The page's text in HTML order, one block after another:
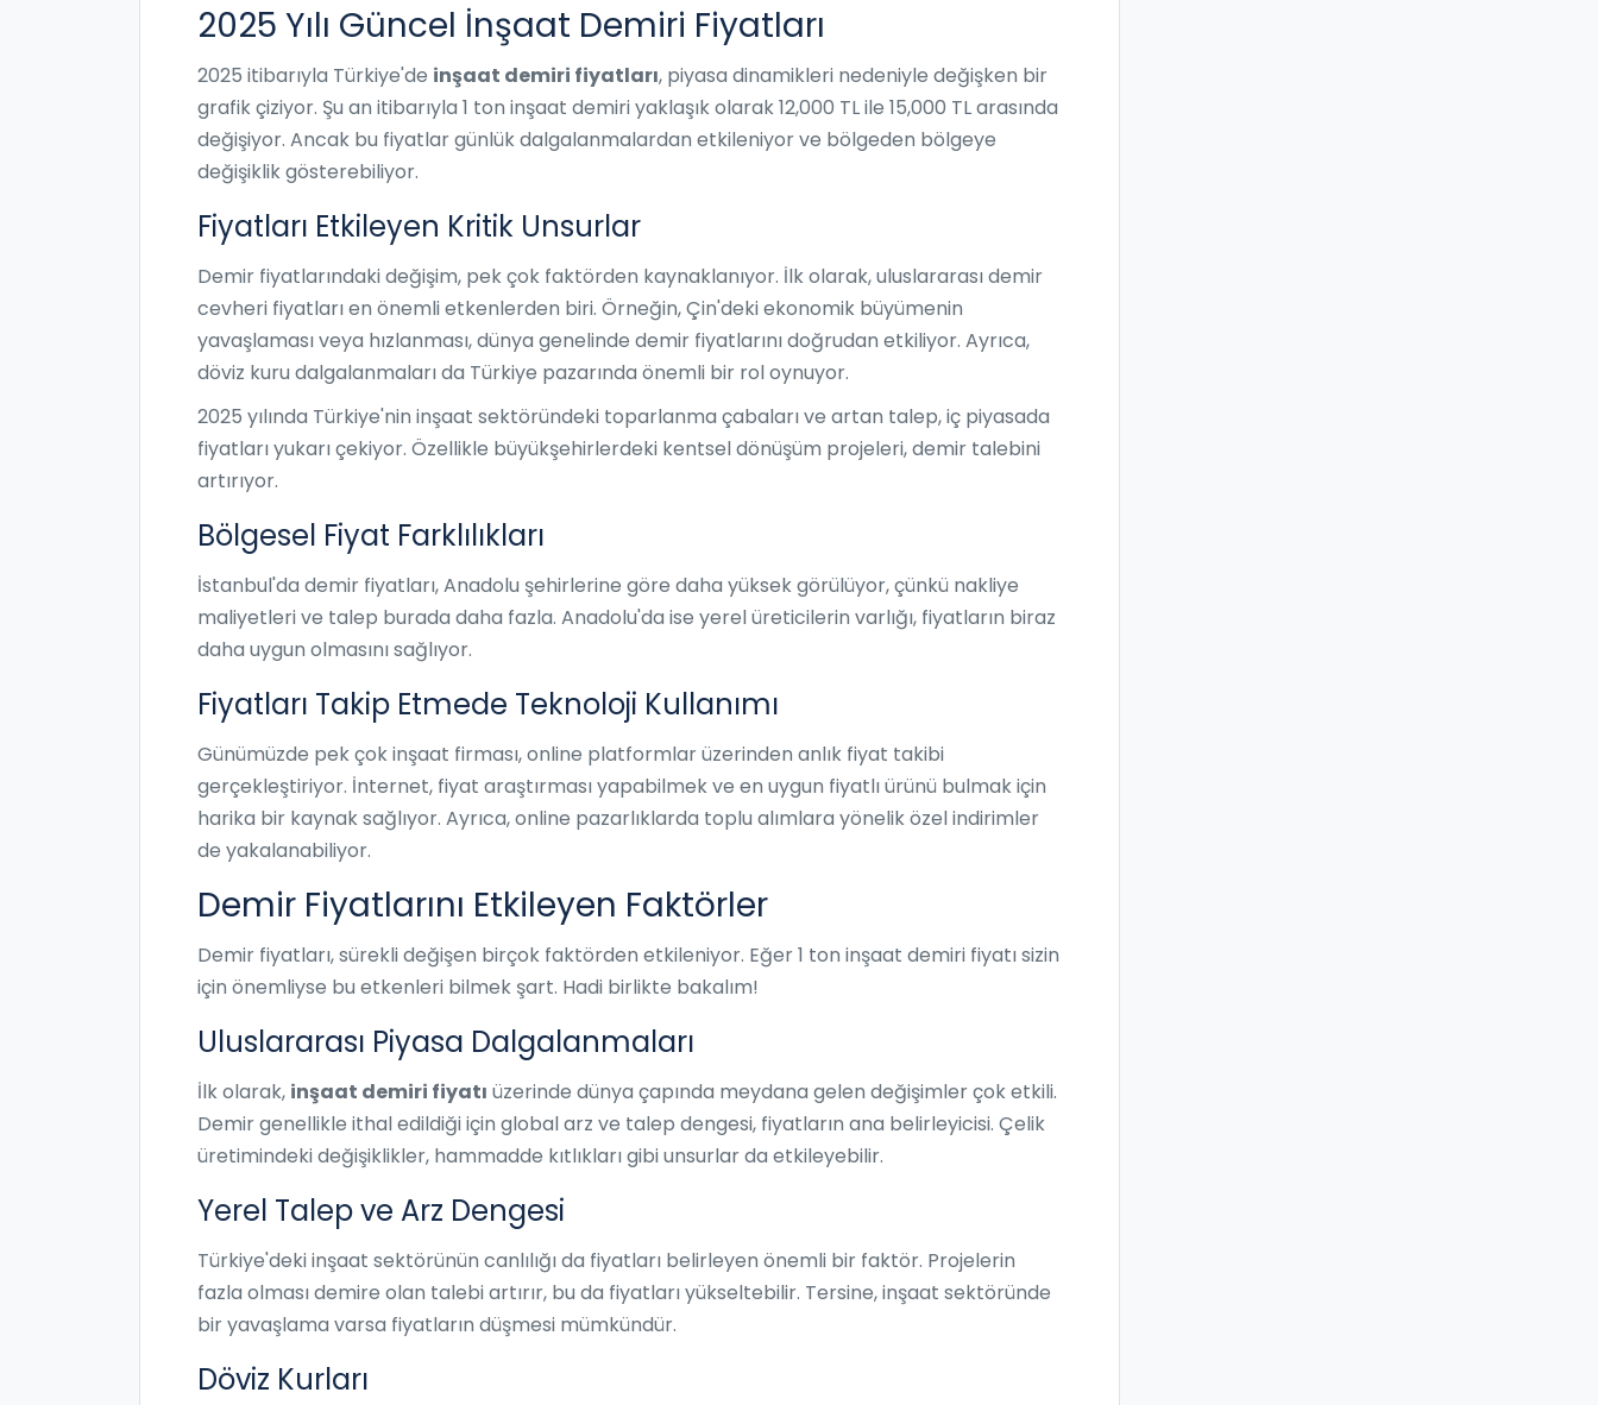
2025 Yılı Güncel İnşaat Demiri Fiyatları
2025 itibarıyla Türkiye'de inşaat demiri fiyatları, piyasa dinamikleri nedeniyle değişken bir
grafik çiziyor. Şu an itibarıyla 1 ton inşaat demiri yaklaşık olarak 12,000 TL ile 15,000 TL arasında
değişiyor. Ancak bu fiyatlar günlük dalgalanmalardan etkileniyor ve bölgeden bölgeye
değişiklik gösterebiliyor.
Fiyatları Etkileyen Kritik Unsurlar
Demir fiyatlarındaki değişim, pek çok faktörden kaynaklanıyor. İlk olarak, uluslararası demir
cevheri fiyatları en önemli etkenlerden biri. Örneğin, Çin'deki ekonomik büyümenin
yavaşlaması veya hızlanması, dünya genelinde demir fiyatlarını doğrudan etkiliyor. Ayrıca,
döviz kuru dalgalanmaları da Türkiye pazarında önemli bir rol oynuyor.
2025 yılında Türkiye'nin inşaat sektöründeki toparlanma çabaları ve artan talep, iç piyasada
fiyatları yukarı çekiyor. Özellikle büyükşehirlerdeki kentsel dönüşüm projeleri, demir talebini
artırıyor.
Bölgesel Fiyat Farklılıkları
İstanbul'da demir fiyatları, Anadolu şehirlerine göre daha yüksek görülüyor, çünkü nakliye
maliyetleri ve talep burada daha fazla. Anadolu'da ise yerel üreticilerin varlığı, fiyatların biraz
daha uygun olmasını sağlıyor.
Fiyatları Takip Etmede Teknoloji Kullanımı
Günümüzde pek çok inşaat firması, online platformlar üzerinden anlık fiyat takibi
gerçekleştiriyor. İnternet, fiyat araştırması yapabilmek ve en uygun fiyatlı ürünü bulmak için
harika bir kaynak sağlıyor. Ayrıca, online pazarlıklarda toplu alımlara yönelik özel indirimler
de yakalanabiliyor.
Demir Fiyatlarını Etkileyen Faktörler
Demir fiyatları, sürekli değişen birçok faktörden etkileniyor. Eğer 1 ton inşaat demiri fiyatı sizin
için önemliyse bu etkenleri bilmek şart. Hadi birlikte bakalım!
Uluslararası Piyasa Dalgalanmaları
İlk olarak, inşaat demiri fiyatı üzerinde dünya çapında meydana gelen değişimler çok etkili.
Demir genellikle ithal edildiği için global arz ve talep dengesi, fiyatların ana belirleyicisi. Çelik
üretimindeki değişiklikler, hammadde kıtlıkları gibi unsurlar da etkileyebilir.
Yerel Talep ve Arz Dengesi
Türkiye'deki inşaat sektörünün canlılığı da fiyatları belirleyen önemli bir faktör. Projelerin
fazla olması demire olan talebi artırır, bu da fiyatları yükseltebilir. Tersine, inşaat sektöründe
bir yavaşlama varsa fiyatların düşmesi mümkündür.
Döviz Kurları